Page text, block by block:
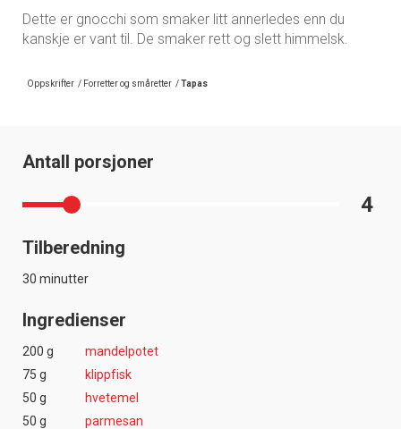
Dette er gnocchi som smaker litt annerledes enn du
kanskje er vant til. De smaker rett og slett himmelsk.
Oppskrifter / Forretter og småretter /Tapas
Antall porsjoner
4
Tilberedning
30 minutter
Ingredienser
200 g
mandelpotet
75 g
klippfisk
50 g
hvetemel
50 g
parmesan